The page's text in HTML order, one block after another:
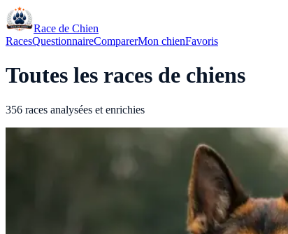
Race de Chien
RacesQuestionnaireComparerMon chienFavoris
Toutes les races de chiens
356 races analysées et enrichies